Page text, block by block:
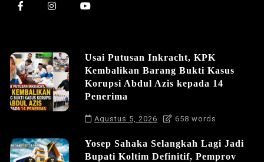
Usai Putusan Inkracht, KPK
Kembalikan Barang Bukti Kasus
Korupsi Abdul Azis kepada 14
Penerima
Agustus 5, 2026 658 words
Yosep Sahaka Selangkah Lagi Jadi
Bupati Koltim Definitif, Pemprov